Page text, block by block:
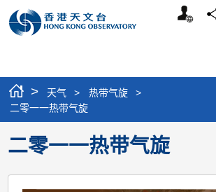
个
> 天气 > 热带气旋
>
二零一一热带气旋
二零一一热带气旋